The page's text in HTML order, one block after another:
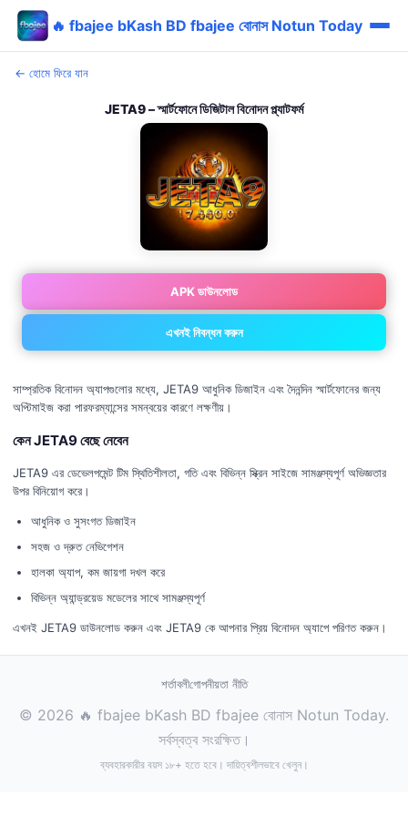
🔥 fbajee bKash BD fbajee বোনাস Notun Today
← হোমে ফিরে যান
JETA9 – স্মার্টফোনে ডিজিটাল বিনোদন প্ল্যাটফর্ম
APK ডাউনলোড
এখনই নিবন্ধন করুন
সাম্প্রতিক বিনোদন অ্যাপগুলোর মধ্যে, JETA9 আধুনিক ডিজাইন এবং দৈনন্দিন স্মার্টফোনের জন্য
অপ্টিমাইজ করা পারফরম্যান্সের সমন্বয়ের কারণে লক্ষণীয়।
কেন JETA9 বেছে নেবেন
JETA9 এর ডেভেলপমেন্ট টিম স্থিতিশীলতা, গতি এবং বিভিন্ন স্ক্রিন সাইজে সামঞ্জস্যপূর্ণ অভিজ্ঞতার
উপর বিনিয়োগ করে।
আধুনিক ও সুসংগত ডিজাইন
সহজ ও দ্রুত নেভিগেশন
হালকা অ্যাপ, কম জায়গা দখল করে
বিভিন্ন অ্যান্ড্রয়েড মডেলের সাথে সামঞ্জস্যপূর্ণ
এখনই JETA9 ডাউনলোড করুন এবং JETA9 কে আপনার প্রিয় বিনোদন অ্যাপে পরিণত করুন।
শর্তাবলীগোপনীয়তা নীতি
© 2026 🔥 fbajee bKash BD fbajee বোনাস Notun Today.
সর্বস্বত্ব সংরক্ষিত।
ব্যবহারকারীর বয়স ১৮+ হতে হবে। দায়িত্বশীলভাবে খেলুন।